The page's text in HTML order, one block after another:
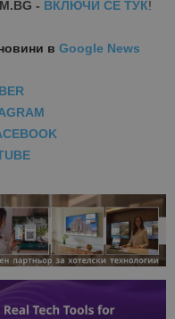
- ВКЛЮЧИ СЕ ТУК!
в Google News